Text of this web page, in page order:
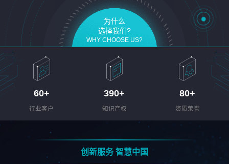
为什么
选择我们?
WHY CHOOSE US?
60+
行业客户
390+
知识产权
80+
资质荣誉
创新服务 智慧中国